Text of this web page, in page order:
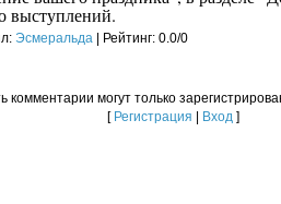
выступлений.
: Эсмеральда Рейтинг: 0.0/0
комментарии могут только
[ Регистрация Вход]